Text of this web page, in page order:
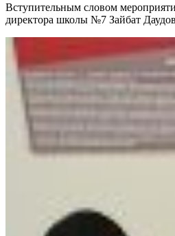
Вступительным словом
директора школы №7 Зайбат